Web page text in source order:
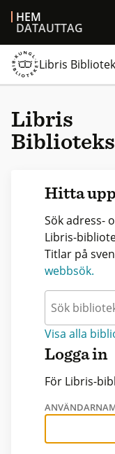
HEM
DATAUTTAG
Libris
Libris
Hitta
Sök adress-
Libris-
Titlar på
webbsök.
Visa alla
Logga in
För Libris-